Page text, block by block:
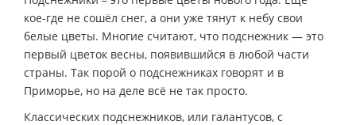
кое-где не сошёл снег, а они уже тянут к небу свои
белые цветы. Многие считают, что подснежник — это
первый цветок весны, появившийся в любой части
страны. Так порой о подснежниках говорят и в
Приморье, но на деле всё не так просто.
Классических подснежников, или галантусов, с